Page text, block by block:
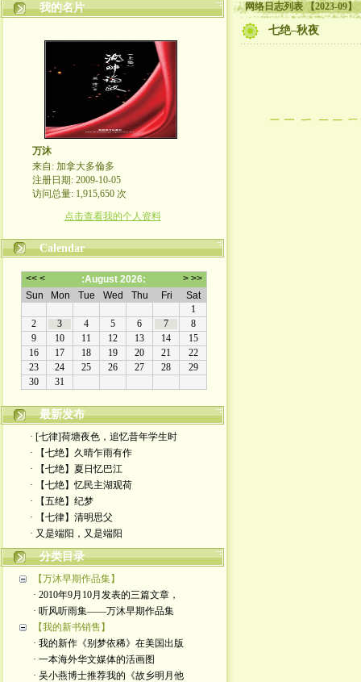
我的名片
万沐
来自: 加拿大多倫多
注册日期: 2009-10-05
访问总量: 1,915,650 次
点击查看我的个人资料
Calendar
最新发布
· [七律]荷塘夜色，追忆昔年学生时
· 【七绝】久晴乍雨有作
· 【七绝】夏日忆巴江
· 【七绝】忆民主湖观荷
· 【五绝】纪梦
· ​【七律】清明思父
· 又是端阳，又是端阳
分类目录
【万沐早期作品集】
· 2010年9月10月发表的三篇文章，
· 听风听雨集——万沐早期作品集
【我的新书销售】
· 我的新作《别梦依稀》在美国出版
· 一本海外华文媒体的活画图
· 吴小燕博士推荐我的《故乡明月他
网络日志列表 【2023-09】
七绝–秋夜